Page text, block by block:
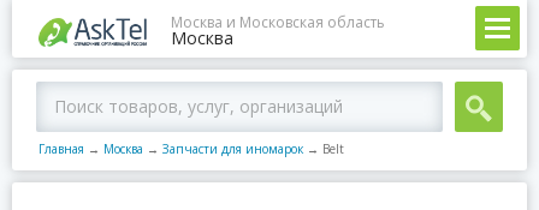
Москва и Московская область
Москва
Главная → Москва → Запчасти для иномарок → Belt